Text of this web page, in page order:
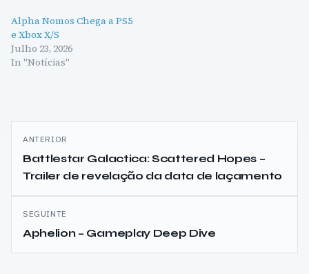
Alpha Nomos Chega a PS5
e Xbox X/S
Julho 23, 2026
In "Notícias"
Navegação
de
artigos
ANTERIOR
Battlestar Galactica: Scattered Hopes –
Trailer de revelação da data de laçamento
SEGUINTE
Aphelion – Gameplay Deep Dive